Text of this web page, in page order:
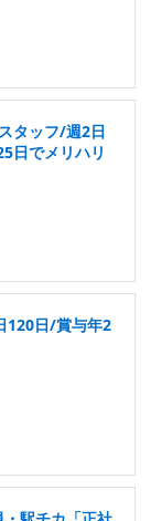
タッフ/週2日
日でメリハリ
120日/賞与年2